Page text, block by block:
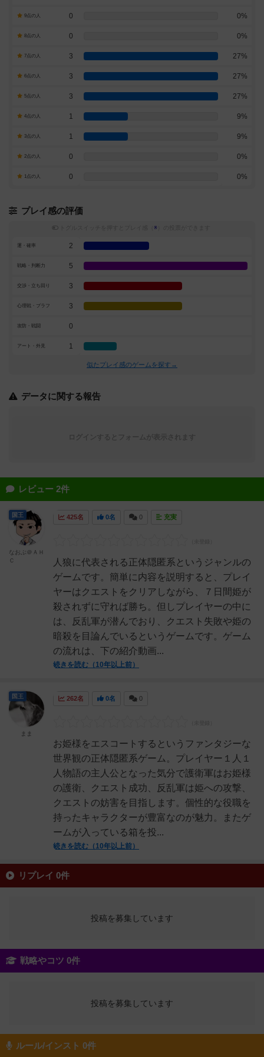
9点の人 0 0%
8点の人 0 0%
7点の人 3 27%
6点の人 3 27%
5点の人 3 27%
4点の人 1 9%
3点の人 1 9%
2点の人 0 0%
1点の人 0 0%
プレイ感の評価
※
運・確率 2
戦略・判断力 5
交渉・立ち回り 3
心理戦・ブラフ 3
攻防・戦闘 0
アート・外見 1
似たプレイ感のゲームを探す→
データに関する報告
レビュー 2件
425名 0名 0 充実
人狼に代表される正体隠匿系というジャンルの
ゲームです。簡単に内容を説明すると、プレイ
ヤーはクエストをクリアしながら、７日間姫が
殺されずに守れば勝ち。但しプレイヤーの中に
は、反乱軍が潜んでおり、クエスト失敗や姫の
暗殺を目論んでいるというゲームです。ゲーム
の流れは、下の紹介動画...
続きを読む（10年以上前）
国王
なおぶ＠ＡＨ
Ｃ
262名 0名 0
お姫様をエスコートするというファンタジーな
世界観の正体隠匿系ゲーム。プレイヤー１人１
人物語の主人公となった気分で護衛軍はお姫様
の護衛、クエスト成功、反乱軍は姫への攻撃、
クエストの妨害を目指します。個性的な役職を
持ったキャラクターが豊富なのが魅力。またゲ
ームが入っている箱を投...
続きを読む（10年以上前）
国王
まま
リプレイ 0件
投稿を募集しています
戦略やコツ 0件
投稿を募集しています
ルール/インスト 0件